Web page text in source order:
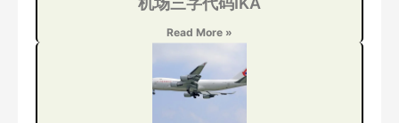
Read More »